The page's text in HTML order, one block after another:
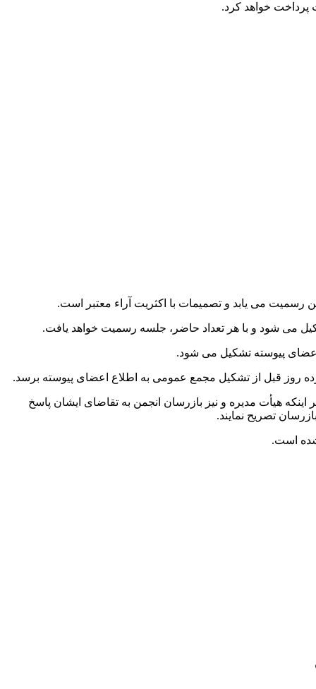
خواهد کرد.
روز قبل از تشکیل مجمع عمومی به اطلاع اعضای پیوسته برسد.
هیأت مدیره و نیز بازرسان انجمن به تقاضای ایشان پاسخ
تصریح نمایند.
است.